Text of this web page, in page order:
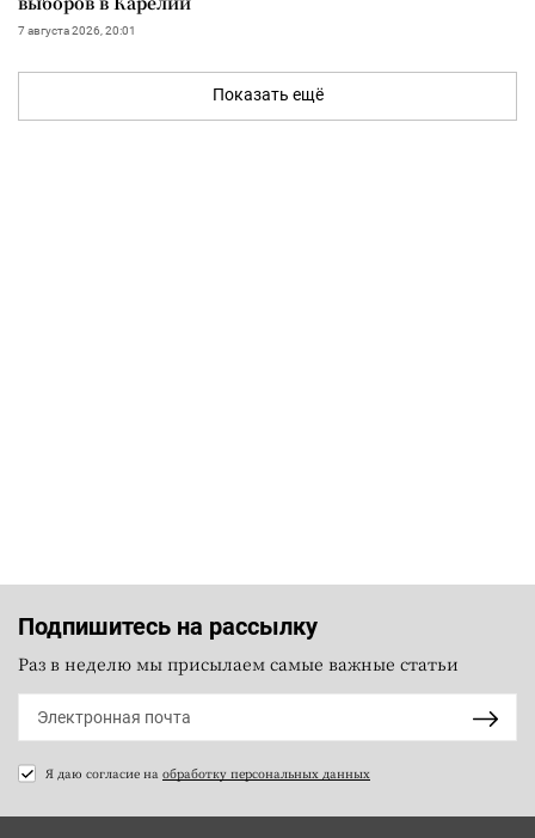
7 августа 2026, 20:01
Показать ещё
Подпишитесь на рассылку
Раз в неделю мы присылаем самые важные статьи
Я даю согласие на обработку персональных данных